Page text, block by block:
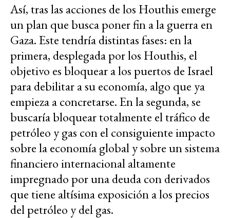
Así, tras las acciones de los Houthis emerge
un plan que busca poner fin a la guerra en
Gaza. Este tendría distintas fases: en la
primera, desplegada por los Houthis, el
objetivo es bloquear a los puertos de Israel
para debilitar a su economía, algo que ya
empieza a concretarse. En la segunda, se
buscaría bloquear totalmente el tráfico de
petróleo y gas con el consiguiente impacto
sobre la economía global y sobre un sistema
financiero internacional altamente
impregnado por una deuda con derivados
que tiene altísima exposición a los precios
del petróleo y del gas.